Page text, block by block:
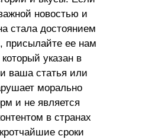
новостью и
стала достоянием
присылайте ее нам
указан в
ваша статья или
морально
и не является
в странах
сроки